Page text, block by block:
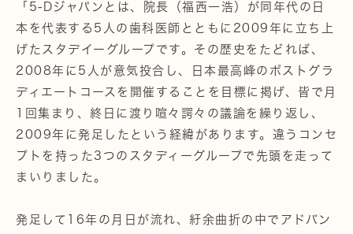
「5-Dジャパンとは、院長（福西一浩）が同年代の日
本を代表する5人の歯科医師とともに2009年に立ち上
げたスタデイーグループです。その歴史をたどれば、
2008年に5人が意気投合し、日本最高峰のポストグラ
ディエートコースを開催することを目標に掲げ、皆で月
1回集まり、終日に渡り喧々諤々の議論を繰り返し、
2009年に発足したという経緯があります。違うコンセ
プトを持った3つのスタディーグループで先頭を走って
まいりました。
発足して16年の月日が流れ、紆余曲折の中でアドバン